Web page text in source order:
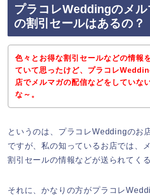
プラコレWeddingのメ
の割引セールはあるの？
色々とお得な割引セールなどの情報
ていて思ったけど、プラコレ
店でメルマガの配信などをしていな
な～。
というのは、プラコレWeddingのお
ですが、私の知っているお店では、
割引セールの情報などが送られてく
それに、かなりの方がプラコレ